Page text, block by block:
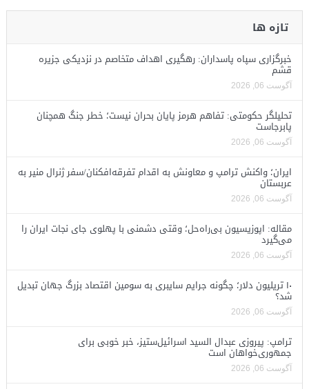
تازه ها
خبرگزاری سپاه پاسداران: رهگیری اهداف متخاصم در نزدیکی جزیره
قشم
آگوست 06, 2026
تحلیلگر حکومتی: تفاهم هرمز پایان بحران نیست؛ خطر جنگ همچنان
پابرجاست
آگوست 06, 2026
ایران؛ واکنش ترامپ و معاونش به اقدام تفرقه‌افکنان/سفر ژنرال منیر به
عربستان
آگوست 06, 2026
مقاله: اپوزیسیون بی‌راه‌حل؛ وقتی دشمنی با پهلوی جای نجات ایران را
می‌گیرد
آگوست 06, 2026
۱۰ تریلیون دلار؛ چگونه جرایم سایبری به سومین اقتصاد بزرگ جهان تبدیل
شد؟
آگوست 06, 2026
ترامپ: پیروزی عبدال السید اسرائیل‌ستیز، خبر خوبی برای
جمهوری‌خواهان است
آگوست 06, 2026